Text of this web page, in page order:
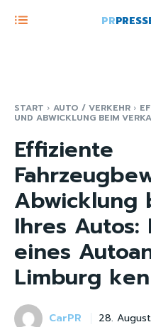
PR
START AUTO / VERKEHR
UND ABWICKLUNG BEIM
Effiziente
Abwicklung
Ihres
eines
Limburg
CarPR 28.